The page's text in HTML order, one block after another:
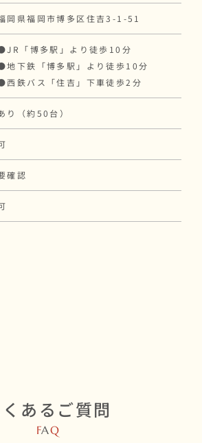
岡県福岡市博多区住吉3-1-51
「博多駅」より徒歩10分
地下鉄「博多駅」より徒歩10分
西鉄バス「住吉」下車徒歩2分
り（約50台）
確認
あるご質問
FAQ